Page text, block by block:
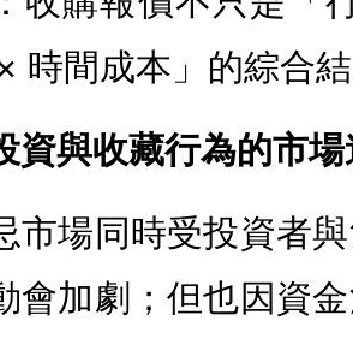
時間成本」的綜合
資與收藏行為的市
市場同時受投資者
會加劇；但也因資